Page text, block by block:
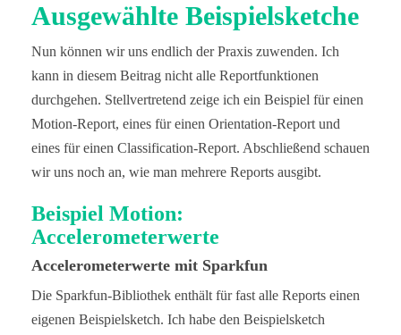
Ausgewählte Beispielsketche
Nun können wir uns endlich der Praxis zuwenden. Ich
kann in diesem Beitrag nicht alle Reportfunktionen
durchgehen. Stellvertretend zeige ich ein Beispiel für einen
Motion-Report, eines für einen Orientation-Report und
eines für einen Classification-Report. Abschließend schauen
wir uns noch an, wie man mehrere Reports ausgibt.
Beispiel Motion:
Accelerometerwerte
Accelerometerwerte mit Sparkfun
Die Sparkfun-Bibliothek enthält für fast alle Reports einen
eigenen Beispielsketch. Ich habe den Beispielsketch